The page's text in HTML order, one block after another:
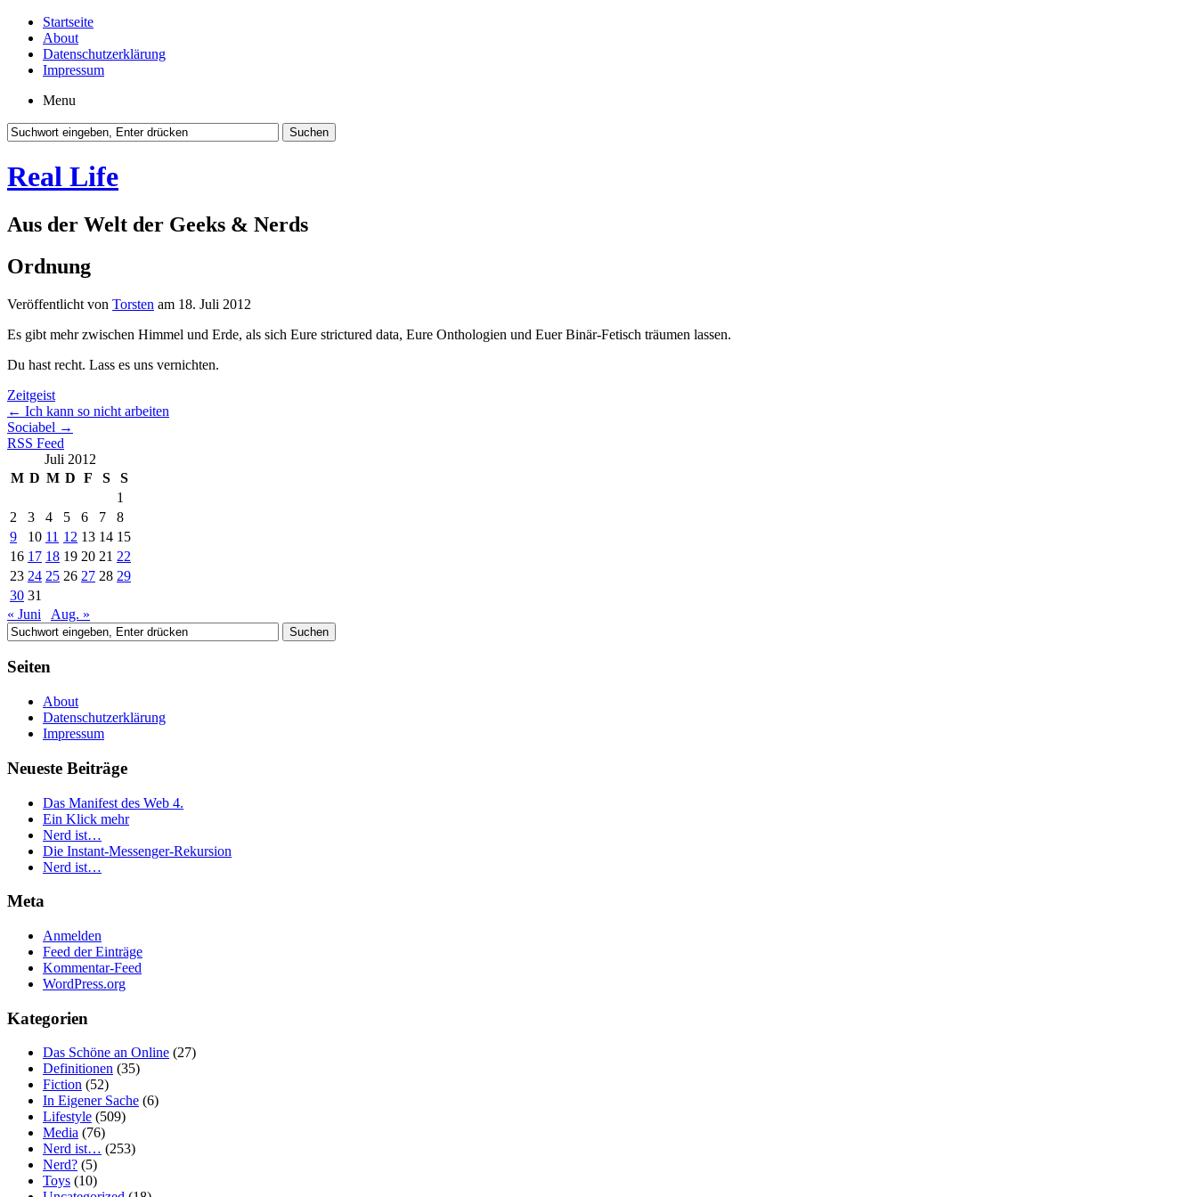
Startseite
About
Datenschutzerklärung
Impressum
Menu
Real Life
Aus der Welt der Geeks & Nerds
Ordnung
Veröffentlicht von Torsten am 18. Juli 2012
Es gibt mehr zwischen Himmel und Erde, als sich Eure strictured data, Eure Onthologien und Euer Binär-Fetisch träumen lassen.
Du hast recht. Lass es uns vernichten.
Zeitgeist
← Ich kann so nicht arbeiten
Sociabel →
RSS Feed
Juli 2012
M D M D F S
S
1
2
3 4 5 6 7
8
9
10 11 12 13 14 15
16 17 18 19 20 21 22
23 24 25 26 27 28 29
30 31
« Juni
Aug. »
Seiten
About
Datenschutzerklärung
Impressum
Neueste Beiträge
Das Manifest des Web 4.
Ein Klick mehr
Nerd ist…
Die Instant-Messenger-Rekursion
Nerd ist…
Meta
Anmelden
Feed der Einträge
Kommentar-Feed
WordPress.org
Kategorien
Das Schöne an Online (27)
Definitionen (35)
Fiction (52)
In Eigener Sache (6)
Lifestyle (509)
Media (76)
Nerd ist… (253)
Nerd? (5)
Toys (10)